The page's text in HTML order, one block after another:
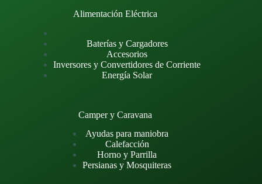
Alimentación Eléctrica
Baterías y Cargadores
Accesorios
Inversores y Convertidores de Corriente
Energía Solar
Camper y Caravana
Ayudas para maniobra
Calefacción
Horno y Parrilla
Persianas y Mosquiteras